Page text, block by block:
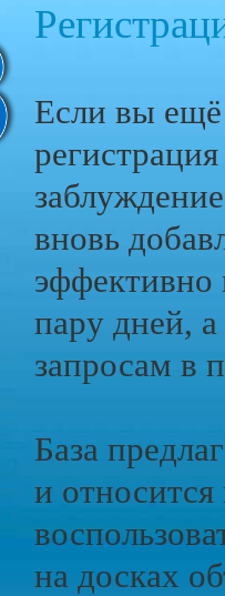
Если вы ещё
вновь
эффективно
пару дней,
запросам в
База
и
на досках